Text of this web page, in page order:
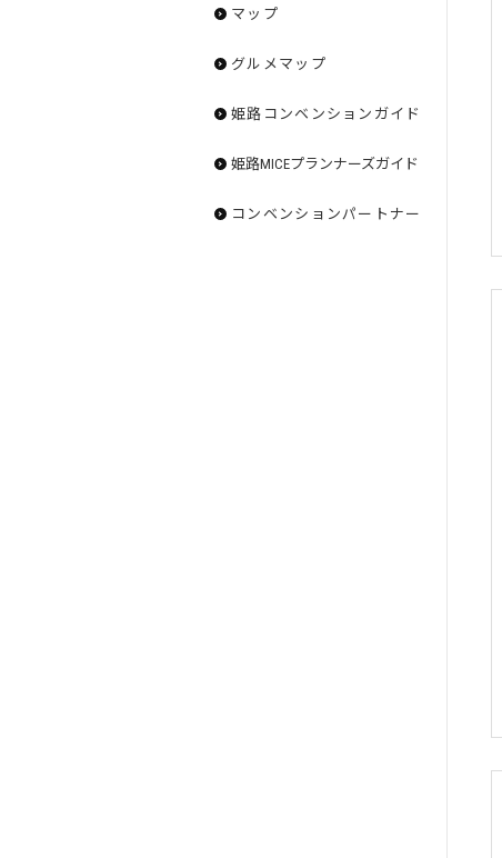
マップ
グルメマップ
姫路コンベンションガイド
姫路MICEプランナーズガイド
コンベンションパートナー